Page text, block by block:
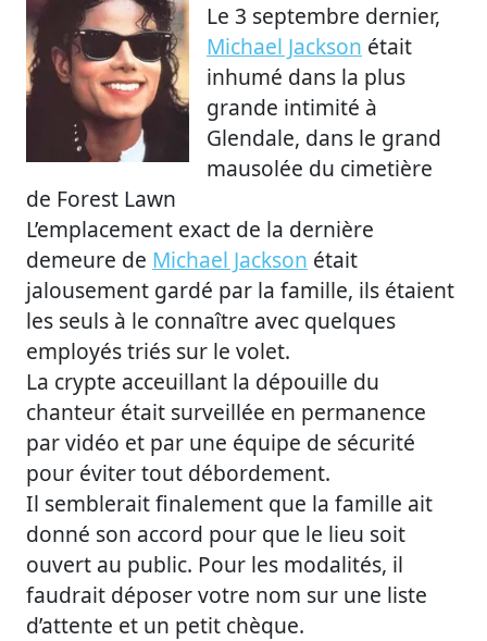
Le 3 septembre dernier,
Michael Jackson était
inhumé dans la plus
grande intimité à
Glendale, dans le grand
mausolée du cimetière
de Forest Lawn
L’emplacement exact de la dernière
demeure de Michael Jackson était
jalousement gardé par la famille, ils étaient
les seuls à le connaître avec quelques
employés triés sur le volet.
La crypte acceuillant la dépouille du
chanteur était surveillée en permanence
par vidéo et par une équipe de sécurité
pour éviter tout débordement.
Il semblerait finalement que la famille ait
donné son accord pour que le lieu soit
ouvert au public. Pour les modalités, il
faudrait déposer votre nom sur une liste
d’attente et un petit chèque.